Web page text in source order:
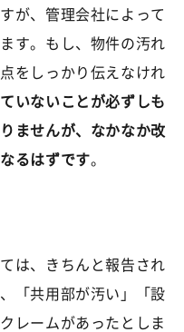
が、管理会社によって
す。もし、物件の汚れ
をしっかり伝えなけれ
いないことが必ずしも
ませんが、なかなか改
るはずです。
は、きちんと報告され
「共用部が汚い」「設
レームがあったとしま